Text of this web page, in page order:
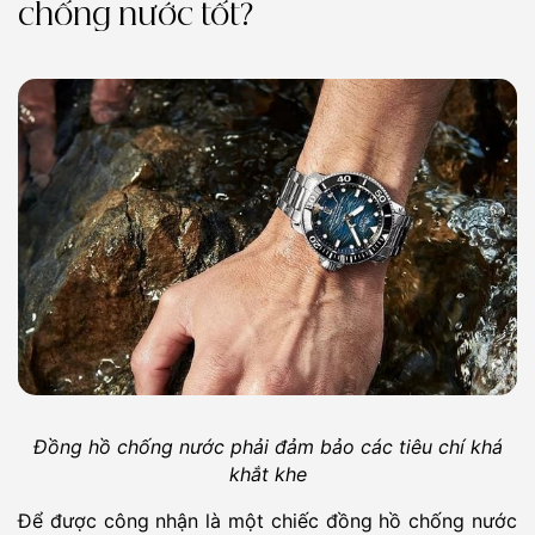
chống nước tốt?
Đồng hồ chống nước phải đảm bảo các tiêu chí khá
khắt khe
Để được công nhận là một chiếc đồng hồ chống nước